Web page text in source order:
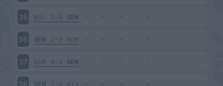
35 BOL 2-0 GEN
36 GEN 2-3 ROM
37 SAM 0-3 GEN
38 GEN 1-2 ATA